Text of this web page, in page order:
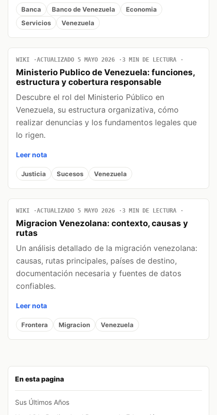
En esta pagina
Sus Últimos Años
Banca Banco de Venezuela
Economia
Servicios
Venezuela
WIKI ACTUALIZADO 5 MAYO 2026 3 MIN DE LECTURA
Ministerio Publico de Venezuela: funciones,
estructura y cobertura responsable
Descubre el rol del Ministerio Público en
Venezuela, su estructura organizativa, cómo
realizar denuncias y los fundamentos legales que
lo rigen.
Leer nota
Justicia Sucesos Venezuela
WIKI ACTUALIZADO 5 MAYO 2026 3 MIN DE LECTURA
Migracion Venezolana: contexto, causas y
rutas
Un análisis detallado de la migración venezolana:
causas, rutas principales, países de destino,
documentación necesaria y fuentes de datos
confiables.
Leer nota
Frontera Migracion Venezuela